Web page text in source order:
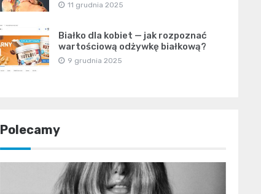
11 grudnia 2025
Białko dla kobiet — jak rozpoznać
wartościową odżywkę białkową?
9 grudnia 2025
Polecamy